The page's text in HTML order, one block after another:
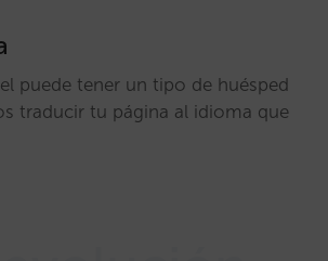
puede tener un tipo de huésped
traducir tu página al idioma que